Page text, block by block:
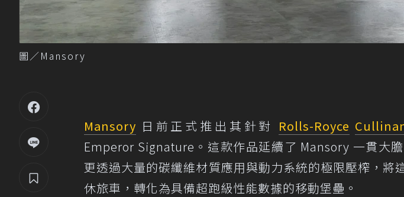
圖／Mansory
Mansory 日前正式推出其針對 Rolls-Royce
Emperor Signature。這款作品延續了 Mansory 一貫大
更透過大量的碳纖維材質應用與動力系統的極限壓榨，將
休旅車，轉化為具備超跑級性能數據的移動堡壘。